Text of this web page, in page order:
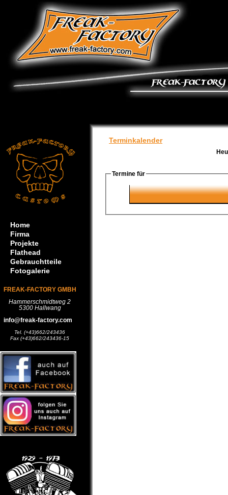
Home
Firma
Projekte
Flathead
Gebrauchtteile
Fotogalerie
FREAK-FACTORY GMBH
Hammerschmidtweg 2
5300 Hallwang
info@freak-factory.com
Tel. (+43)662/243436
Fax (+43)662/243436-15
Terminkalender
Termine für